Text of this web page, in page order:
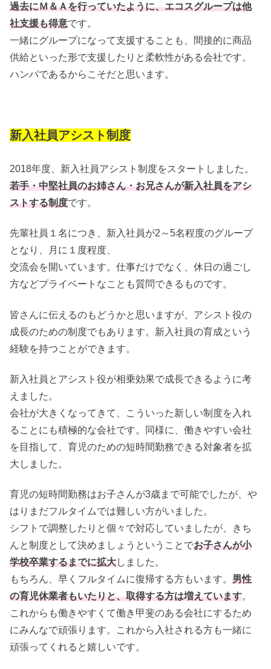
過去にＭ＆Ａを行っていたように、エコスグループは他
社支援も得意です。
一緒にグループになって支援することも、間接的に商品
供給といった形で支援したりと柔軟性がある会社です。
ハンパであるからこそだと思います。
新入社員アシスト制度
2018年度、新入社員アシスト制度をスタートしました。
若手・中堅社員のお姉さん・お兄さんが新入社員をアシ
ストする制度です。
先輩社員１名につき、新入社員が2～5名程度のグループ
となり、月に１度程度、
交流会を開いています。仕事だけでなく、休日の過ごし
方などプライベートなことも質問できるものです。
皆さんに伝えるのもどうかと思いますが、アシスト役の
成長のための制度でもあります。新入社員の育成という
経験を持つことができます。
新入社員とアシスト役が相乗効果で成長できるように考
えました。
会社が大きくなってきて、こういった新しい制度を入れ
ることにも積極的な会社です。同様に、働きやすい会社
を目指して、育児のための短時間勤務できる対象者を拡
大しました。
育児の短時間勤務はお子さんが3歳まで可能でしたが、や
はりまだフルタイムでは難しい方がいました。
シフトで調整したりと個々で対応していましたが、きち
んと制度として決めましょうということでお子さんが小
学校卒業するまでに拡大しました。
もちろん、早くフルタイムに復帰する方もいます。男性
の育児休業者もいたりと、取得する方は増えています。
これからも働きやすくて働き甲斐のある会社にするため
にみんなで頑張ります。これから入社される方も一緒に
頑張ってくれると嬉しいです。